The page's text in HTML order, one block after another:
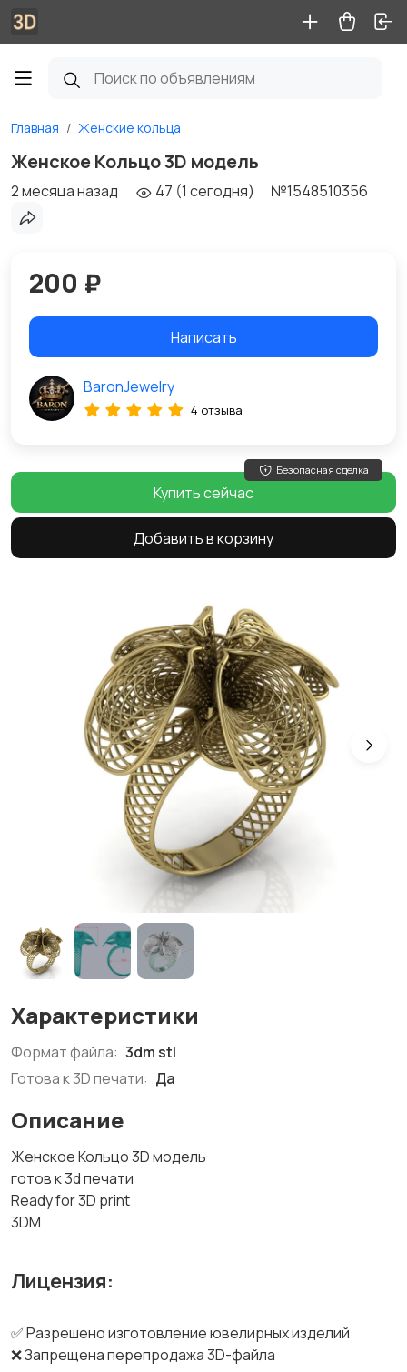
Главная Женские кольца
Женское Кольцо 3D модель
2 месяца назад 47 (1 сегодня) №1548510356
Характеристики
Формат файла: 3dm stl
Готова к 3D печати: Да
Описание
Женское Кольцо 3D модель
готов к 3d печати
Ready for 3D print
3DM
Лицензия:
✅ Разрешено изготовление ювелирных изделий
❌ Запрещена перепродажа 3D-файла
200 ₽
Написать
BaronJewelry
4 отзыва
Безопасная сделка
Купить сейчас
Добавить в корзину